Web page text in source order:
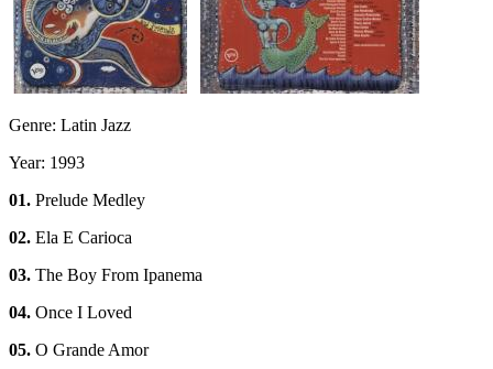
Genre: Latin Jazz
Year: 1993
01. Prelude Medley
02. Ela E Carioca
03. The Boy From Ipanema
04. Once I Loved
05. O Grande Amor